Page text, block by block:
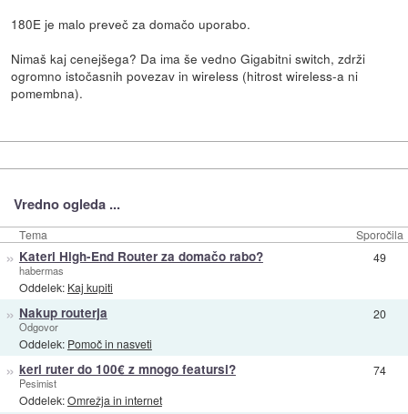
180E je malo preveč za domačo uporabo.
Nimaš kaj cenejšega? Da ima še vedno Gigabitni switch, zdrži
ogromno istočasnih povezav in wireless (hitrost wireless-a ni
pomembna).
Vredno ogleda ...
Tema Sporočila
» Kateri High-End Router za domačo rabo?
habermas
Oddelek: Kaj kupiti
49
» Nakup routerja
Odgovor
Oddelek: Pomoč in nasveti
20
» keri ruter do 100€ z mnogo featursi?
Pesimist
Oddelek:Omrežja in internet
74